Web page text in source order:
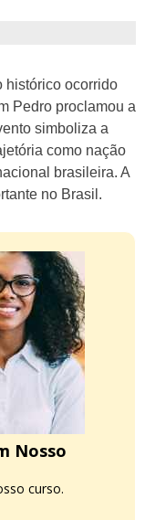
histórico ocorrido
Pedro proclamou a
simboliza a
como nação
brasileira. A
no Brasil.
Nosso
curso.